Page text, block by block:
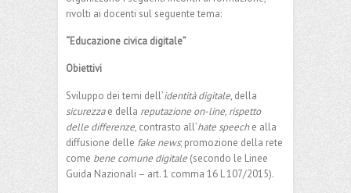
organizzano i seguenti incontri di formazione,
rivolti ai docenti sul seguente tema:
“Educazione civica digitale”
Sviluppo dei temi dell’ identità digitale , della
sicurezzae della reputazione on-line ,
rispetto
delle differenze , contrasto all’ hate speech e alla
diffusione delle
fake news ; promozione della rete
come
bene comune digitale
(secondo le Linee
Guida Nazionali – art. 1 comma 16 L 107/2015).